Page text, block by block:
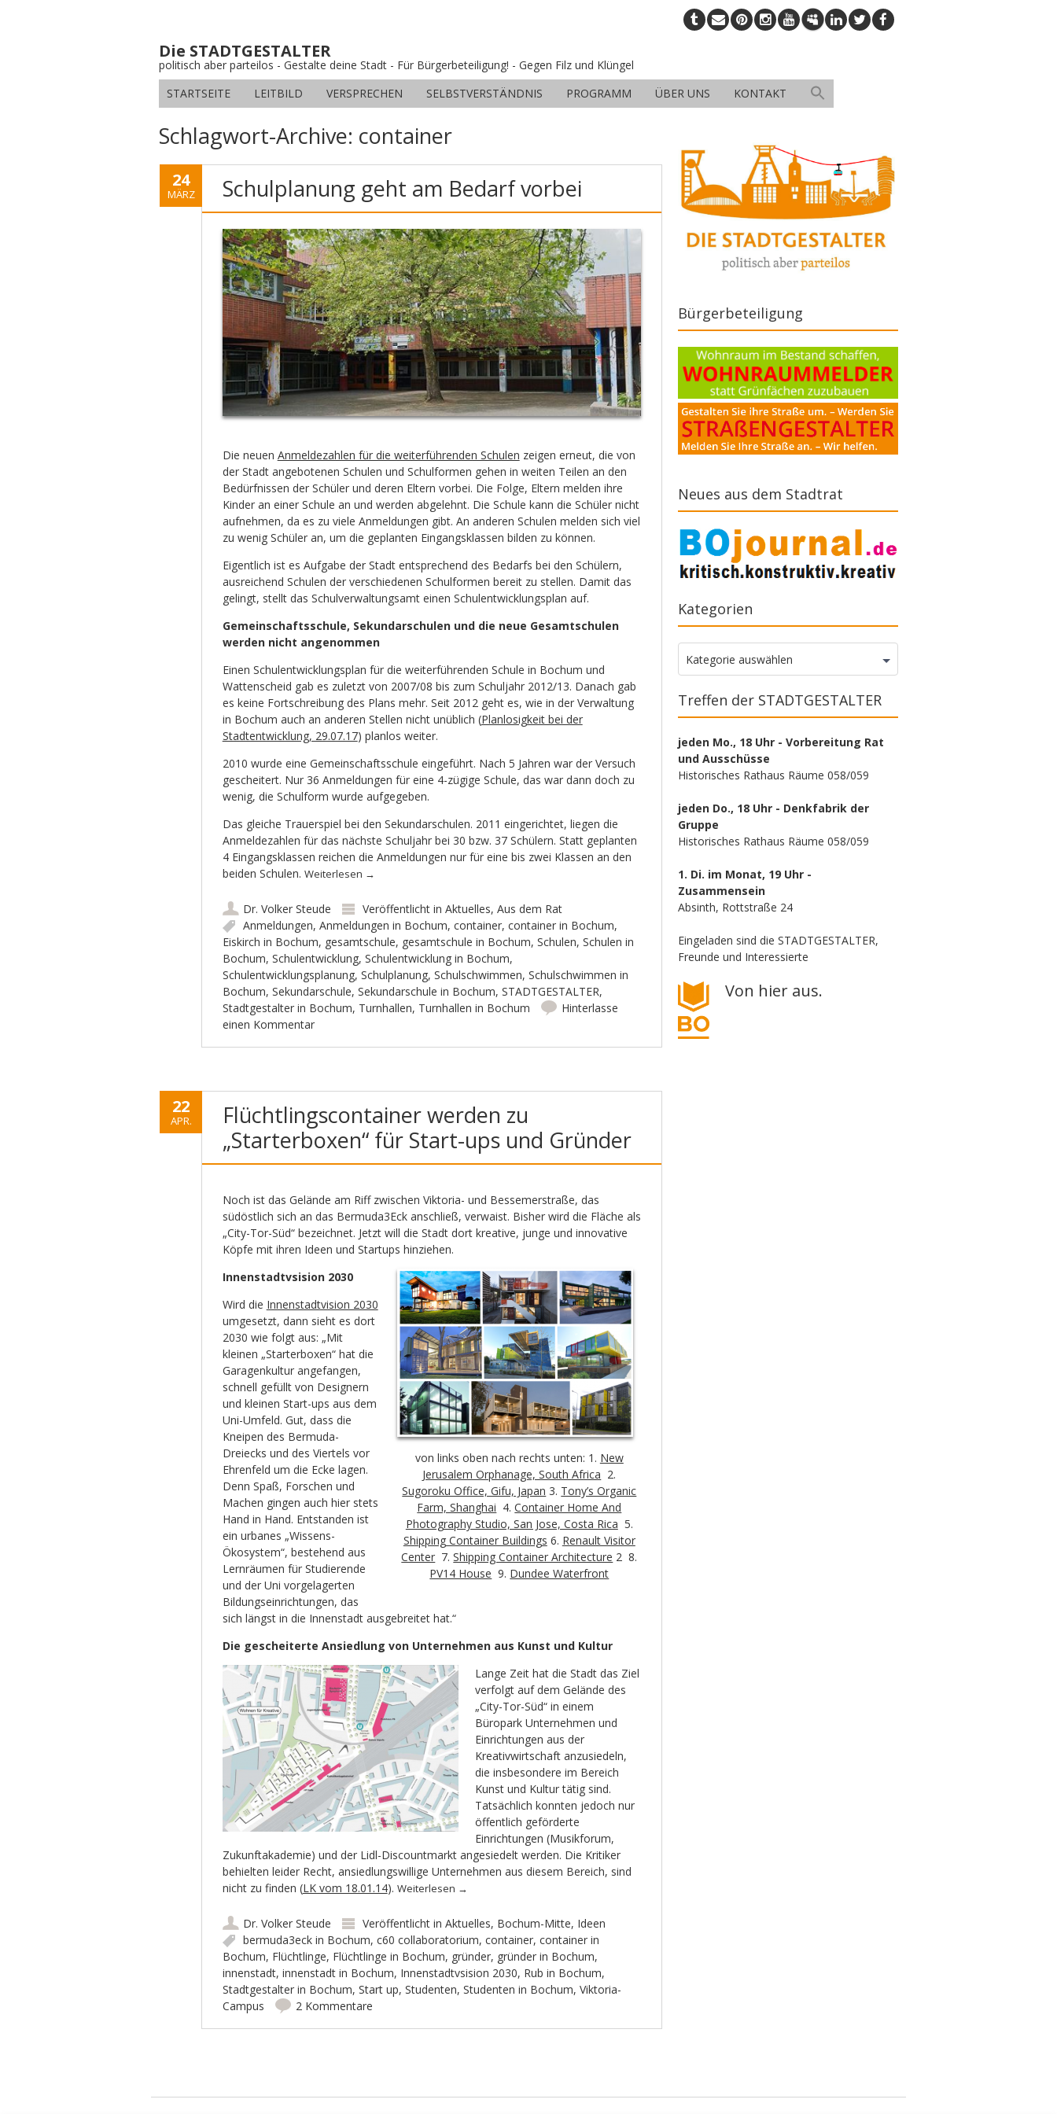
Die STADTGESTALTER
politisch aber parteilos - Gestalte deine Stadt - Für Bürgerbeteiligung! - Gegen Filz und Klüngel
STARTSEITE
LEITBILD VERSPRECHEN SELBSTVERSTÄNDNIS PROGRAMM ÜBER UNS KONTAKT
Schlagwort-Archive: container
24
MÄRZ Schulplanung geht am Bedarf vorbei
Die neuen Anmeldezahlen für die weiterführenden Schulen zeigen erneut, die von
der Stadt angebotenen Schulen und Schulformen gehen in weiten Teilen an den
Bedürfnissen der Schüler und deren Eltern vorbei. Die Folge, Eltern melden ihre
Kinder an einer Schule an und werden abgelehnt. Die Schule kann die Schüler nicht
aufnehmen, da es zu viele Anmeldungen gibt. An anderen Schulen melden sich viel
zu wenig Schüler an, um die geplanten Eingangsklassen bilden zu können.
Eigentlich ist es Aufgabe der Stadt entsprechend des Bedarfs bei den Schülern,
ausreichend Schulen der verschiedenen Schulformen bereit zu stellen. Damit das
gelingt, stellt das Schulverwaltungsamt einen Schulentwicklungsplan auf.
Gemeinschaftsschule, Sekundarschulen und die neue Gesamtschulen
werden nicht angenommen
Einen Schulentwicklungsplan für die weiterführenden Schule in Bochum und
Wattenscheid gab es zuletzt von 2007/08 bis zum Schuljahr 2012/13. Danach gab
es keine Fortschreibung des Plans mehr. Seit 2012 geht es, wie in der Verwaltung
in Bochum auch an anderen Stellen nicht unüblich (Planlosigkeit bei der
Stadtentwicklung, 29.07.17) planlos weiter.
2010 wurde eine Gemeinschaftsschule eingeführt. Nach 5 Jahren war der Versuch
gescheitert. Nur 36 Anmeldungen für eine 4-zügige Schule, das war dann doch zu
wenig, die Schulform wurde aufgegeben.
Das gleiche Trauerspiel bei den Sekundarschulen. 2011 eingerichtet, liegen die
Anmeldezahlen für das nächste Schuljahr bei 30 bzw. 37 Schülern. Statt geplanten
4 Eingangsklassen reichen die Anmeldungen nur für eine bis zwei Klassen an den
beiden Schulen. Weiterlesen →
Dr. Volker Steude Veröffentlicht in Aktuelles, Aus dem Rat
Anmeldungen, Anmeldungen in Bochum, container, container in Bochum,
Eiskirch in Bochum, gesamtschule, gesamtschule in Bochum, Schulen, Schulen in
Bochum, Schulentwicklung, Schulentwicklung in Bochum,
Schulentwicklungsplanung, Schulplanung, Schulschwimmen, Schulschwimmen in
Bochum, Sekundarschule, Sekundarschule in Bochum, STADTGESTALTER,
Stadtgestalter in Bochum, Turnhallen, Turnhallen in Bochum
Hinterlasse
einen Kommentar
22
APR.
Flüchtlingscontainer werden zu
„Starterboxen“ für Start-ups und Gründer
Noch ist das Gelände am Riff zwischen Viktoria- und Bessemerstraße, das
südöstlich sich an das Bermuda3Eck anschließ, verwaist. Bisher wird die Fläche als
„City-Tor-Süd“ bezeichnet. Jetzt will die Stadt dort kreative, junge und innovative
Köpfe mit ihren Ideen und Startups hinziehen.
von links oben nach rechts unten: 1. New
Jerusalem Orphanage, South Africa 2.
Sugoroku Office, Gifu, Japan 3. Tony’s Organic
Farm, Shanghai 4.Container Home And
Photography Studio, San Jose, Costa Rica 5.
Shipping Container Buildings 6. Renault Visitor
Center 7.Shipping Container Architecture 2 8.
PV14 House 9. Dundee Waterfront
Innenstadtvsision 2030
Wird die Innenstadtvision 2030
umgesetzt, dann sieht es dort
2030 wie folgt aus: „Mit
kleinen „Starterboxen“ hat die
Garagenkultur angefangen,
schnell gefüllt von Designern
und kleinen Start-ups aus dem
Uni-Umfeld. Gut, dass die
Kneipen des Bermuda-
Dreiecks und des Viertels vor
Ehrenfeld um die Ecke lagen.
Denn Spaß, Forschen und
Machen gingen auch hier stets
Hand in Hand. Entstanden ist
ein urbanes „Wissens-
Ökosystem“, bestehend aus
Lernräumen für Studierende
und der Uni vorgelagerten
Bildungseinrichtungen, das
sich längst in die Innenstadt ausgebreitet hat.“
Die gescheiterte Ansiedlung von Unternehmen aus Kunst und Kultur
Lange Zeit hat die Stadt das Ziel
verfolgt auf dem Gelände des
„City-Tor-Süd“ in einem
Büropark Unternehmen und
Einrichtungen aus der
Kreativwirtschaft anzusiedeln,
die insbesondere im Bereich
Kunst und Kultur tätig sind.
Tatsächlich konnten jedoch nur
öffentlich geförderte
Einrichtungen (Musikforum,
Zukunftakademie) und der Lidl-Discountmarkt angesiedelt werden. Die Kritiker
behielten leider Recht, ansiedlungswillige Unternehmen aus diesem Bereich, sind
nicht zu finden (LK vom 18.01.14). Weiterlesen →
Dr. Volker Steude Veröffentlicht in Aktuelles, Bochum-Mitte, Ideen
bermuda3eck in Bochum, c60 collaboratorium, container, container in
Bochum, Flüchtlinge, Flüchtlinge in Bochum, gründer, gründer in Bochum,
innenstadt, innenstadt in Bochum, Innenstadtvsision 2030, Rub in Bochum,
Stadtgestalter in Bochum, Start up, Studenten, Studenten in Bochum, Viktoria-
Campus
2 Kommentare
Bürgerbeteiligung
Neues aus dem Stadtrat
Kategorien
Kategorien
Kategorie auswählen
Treffen der STADTGESTALTER
jeden Mo., 18 Uhr - Vorbereitung Rat
und Ausschüsse
Historisches Rathaus Räume 058/059
jeden Do., 18 Uhr - Denkfabrik der
Gruppe
Historisches Rathaus Räume 058/059
1. Di. im Monat, 19 Uhr -
Zusammensein
Absinth, Rottstraße 24
Eingeladen sind die STADTGESTALTER,
Freunde und Interessierte
Von hier aus.